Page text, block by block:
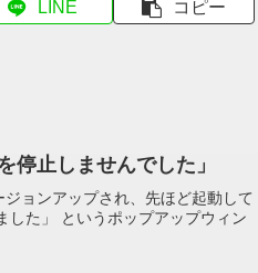
LINE コピー
止しませんでした」
ョンアップされ、先ほど起動して
した」 というポップアップウィン